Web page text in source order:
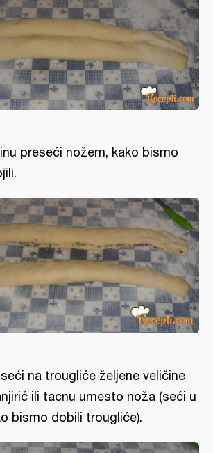
preseći nožem, kako bismo
na trougliće željene veličine
ili tacnu umesto noža (seći u
bismo dobili trougliće).